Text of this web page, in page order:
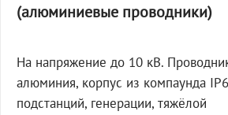
(алюминиевые проводники)
На напряжение до 10 кВ.
алюминия, корпус из компаунда
подстанций, генерации, тяжёлой